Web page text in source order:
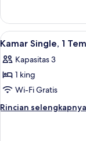
Tidur
Queen
Kamar
Single,
1
Tidur
Queen
Lihat
semua
foto
untuk
Kamar
Single,
1
Kamar Single, 1
Kapasitas 3
1 king
Wi-Fi Gratis
Rincian selengkapnya
Rincian